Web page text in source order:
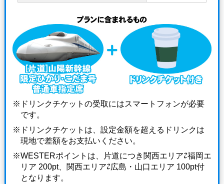
ドリンクチケットの受取にはスマートフォンが必要
です。
ドリンクチケットは、設定金額を超えるドリンクは
現地で差額をお支払いください。
WESTERポイントは、片道につき関西エリア⇄福岡エ
リア 200pt、関西エリア⇄広島・山口エリア 100pt付
となります。